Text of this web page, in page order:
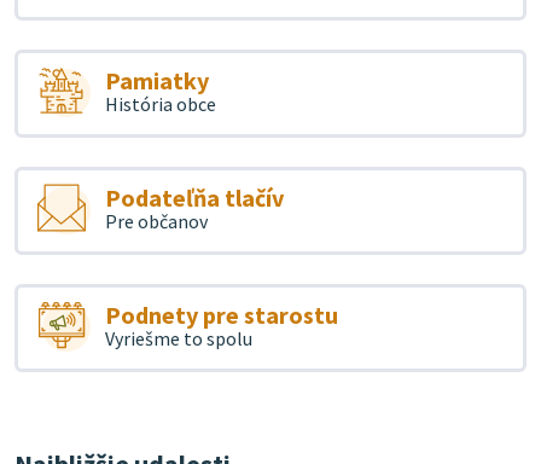
Pamiatky
História obce
Podateľňa tlačív
Pre občanov
Podnety pre starostu
Vyriešme to spolu